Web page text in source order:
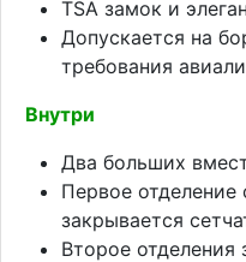
TSA замок и
Допускается на
требования
Внутри
Два больших
Первое
закрывается
Второе отделения